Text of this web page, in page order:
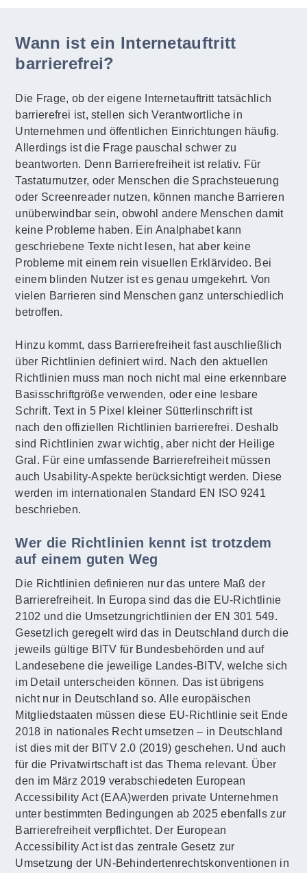
Wann ist ein Internetauftritt
barrierefrei?
Die Frage, ob der eigene Internetauftritt tatsächlich
barrierefrei ist, stellen sich Verantwortliche in
Unternehmen und öffentlichen Einrichtungen häufig.
Allerdings ist die Frage pauschal schwer zu
beantworten. Denn Barrierefreiheit ist relativ. Für
Tastaturnutzer, oder Menschen die Sprachsteuerung
oder Screenreader nutzen, können manche Barrieren
unüberwindbar sein, obwohl andere Menschen damit
keine Probleme haben. Ein Analphabet kann
geschriebene Texte nicht lesen, hat aber keine
Probleme mit einem rein visuellen Erklärvideo. Bei
einem blinden Nutzer ist es genau umgekehrt. Von
vielen Barrieren sind Menschen ganz unterschiedlich
betroffen.
Hinzu kommt, dass Barrierefreiheit fast auschließlich
über Richtlinien definiert wird. Nach den aktuellen
Richtlinien muss man noch nicht mal eine erkennbare
Basisschriftgröße verwenden, oder eine lesbare
Schrift. Text in 5 Pixel kleiner Sütterlinschrift ist
nach den offiziellen Richtlinien barrierefrei. Deshalb
sind Richtlinien zwar wichtig, aber nicht der Heilige
Gral. Für eine umfassende Barrierefreiheit müssen
auch Usability-Aspekte berücksichtigt werden. Diese
werden im internationalen Standard EN ISO 9241
beschrieben.
Wer die Richtlinien kennt ist trotzdem
auf einem guten Weg
Die Richtlinien definieren nur das untere Maß der
Barrierefreiheit. In Europa sind das die EU-Richtlinie
2102 und die Umsetzungrichtlinien der EN 301 549.
Gesetzlich geregelt wird das in Deutschland durch die
jeweils gültige BITV für Bundesbehörden und auf
Landesebene die jeweilige Landes-BITV, welche sich
im Detail unterscheiden können. Das ist übrigens
nicht nur in Deutschland so. Alle europäischen
Mitgliedstaaten müssen diese EU-Richtlinie seit Ende
2018 in nationales Recht umsetzen – in Deutschland
ist dies mit der BITV 2.0 (2019) geschehen. Und auch
für die Privatwirtschaft ist das Thema relevant. Über
den im März 2019 verabschiedeten European
Accessibility Act (EAA)werden private Unternehmen
unter bestimmten Bedingungen ab 2025 ebenfalls zur
Barrierefreiheit verpflichtet. Der European
Accessibility Act ist das zentrale Gesetz zur
Umsetzung der UN-Behindertenrechtskonventionen in